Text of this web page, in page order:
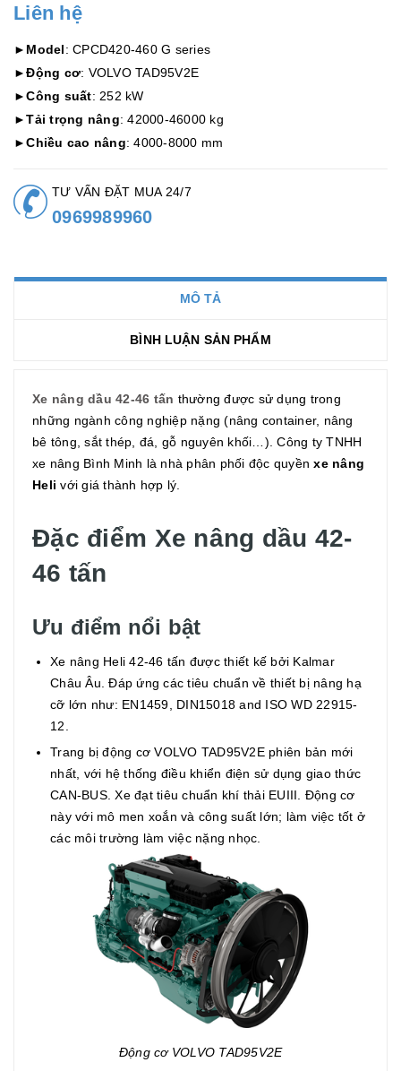
Liên hệ
► Model: CPCD420-460 G series
►Động cơ: VOLVO TAD95V2E
►Công suất: 252 kW
►Tải trọng nâng: 42000-46000 kg
►Chiều cao nâng: 4000-8000 mm
TƯ VẤN ĐẶT MUA 24/7
0969989960
MÔ TẢ
BÌNH LUẬN SẢN PHẨM
Xe nâng dầu 42-46 tấn thường được sử dụng trong
những ngành công nghiệp nặng (nâng container, nâng
bê tông, sắt thép, đá, gỗ nguyên khối…). Công ty TNHH
xe nâng Bình Minh là nhà phân phối độc quyềnxe nâng
Heli với giá thành hợp lý.
Đặc điểm Xe nâng dầu 42-
46 tấn
Ưu điểm nổi bật
Xe nâng Heli 42-46 tấn được thiết kế bởi Kalmar
Châu Âu. Đáp ứng các tiêu chuẩn về thiết bị nâng hạ
cỡ lớn như: EN1459, DIN15018 and ISO WD 22915-
12.
Trang bị động cơ VOLVO TAD95V2E phiên bản mới
nhất, với hệ thống điều khiển điện sử dụng giao thức
CAN-BUS. Xe đạt tiêu chuẩn khí thải EUIII. Động cơ
này với mô men xoắn và công suất lớn; làm việc tốt ở
các môi trường làm việc nặng nhọc.
Động cơ VOLVO TAD95V2E